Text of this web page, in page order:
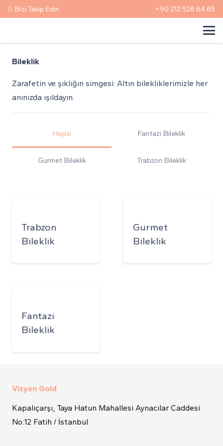
Bizi Takip Edin +90 212 526 64 65
Bileklik
Zarafetin ve şıklığın simgesi: Altın bilekliklerimizle her
anınızda ışıldayın.
Hepsi Fantazi Bileklik
Gurmet Bileklik Trabzon Bileklik
Trabzon
Bileklik
Gurmet
Bileklik
Fantazi
Bileklik
Vizyon Gold
Kapalıçarşı, Taya Hatun Mahallesi Aynacılar Caddesi
No:12 Fatih / İstanbul